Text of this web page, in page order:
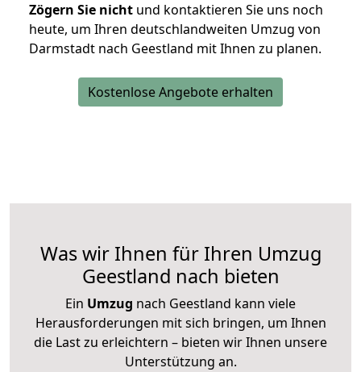
Zögern Sie nicht und kontaktieren Sie uns noch
heute, um Ihren deutschlandweiten Umzug von
Darmstadt nach Geestland mit Ihnen zu planen.
Kostenlose Angebote erhalten
Was wir Ihnen für Ihren Umzug
Geestland nach bieten
Ein Umzug nach Geestland kann viele
Herausforderungen mit sich bringen, um Ihnen
die Last zu erleichtern – bieten wir Ihnen unsere
Unterstützung an.